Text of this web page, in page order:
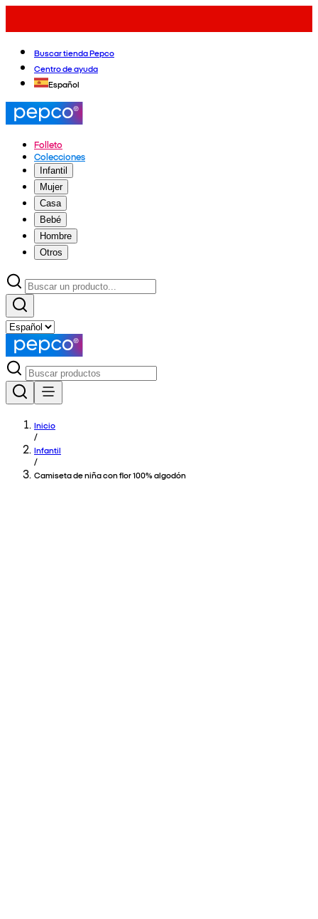
Buscar tienda Pepco
Centro de ayuda
Español
Folleto
Colecciones
Infantil
Mujer
Casa
Bebé
Hombre
Otros
Inicio
/
Infantil
/
Camiseta de niña con flor 100% algodón